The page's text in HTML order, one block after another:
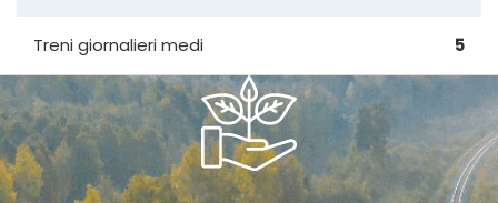
Treni giornalieri medi 5